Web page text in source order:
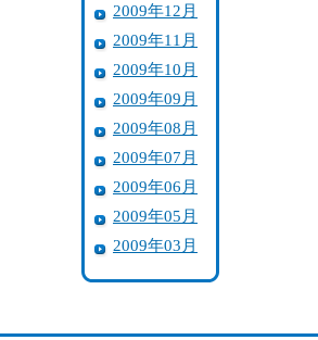
2009年12月
2009年11月
2009年10月
2009年09月
2009年08月
2009年07月
2009年06月
2009年05月
2009年03月